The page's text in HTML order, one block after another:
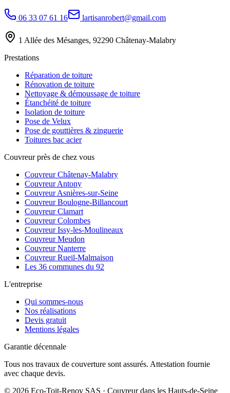
06 33 07 61 16 lartisanrobert@gmail.com
1 Allée des Mésanges, 92290 Châtenay-Malabry
Prestations
Réparation de toiture
Rénovation de toiture
Nettoyage & démoussage de toiture
Étanchéité de toiture
Isolation de toiture
Pose de Velux
Pose de gouttières & zinguerie
Toitures bac acier
Couvreur près de chez vous
CouvreurChâtenay-Malabry
CouvreurAntony
CouvreurAsnières-sur-Seine
CouvreurBoulogne-Billancourt
CouvreurClamart
CouvreurColombes
CouvreurIssy-les-Moulineaux
CouvreurMeudon
CouvreurNanterre
CouvreurRueil-Malmaison
Les 36 communes du 92
L'entreprise
Qui sommes-nous
Nos réalisations
Devis gratuit
Mentions légales
Garantie décennale
Tous nos travaux de couverture sont assurés. Attestation fournie
avec chaque devis.
© 2026 Eco-Toit-Renov SAS · Couvreur dans les Hauts-de-Seine